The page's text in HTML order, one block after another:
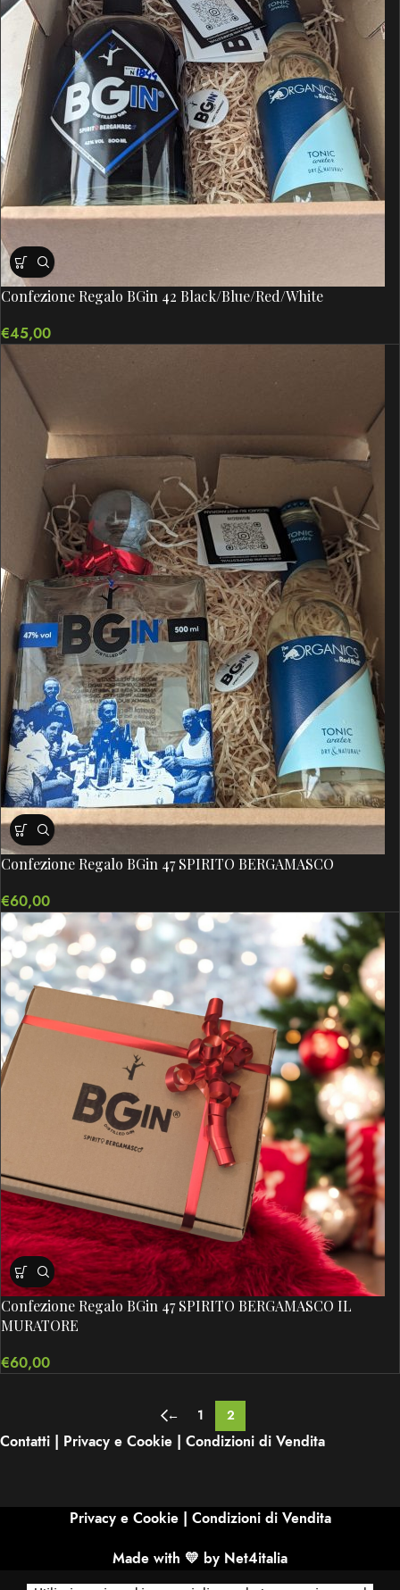
Confezione Regalo BGin 42 Black/Blue/Red/White
€45,00
Confezione Regalo BGin 47 SPIRITO BERGAMASCO
€60,00
Confezione Regalo BGin 47 SPIRITO BERGAMASCO IL
MURATORE
€60,00
← 1 2
Contatti Privacy e Cookie Condizioni di Vendita
Privacy e Cookie Condizioni di Vendita
Made with 💛 by Net4italia